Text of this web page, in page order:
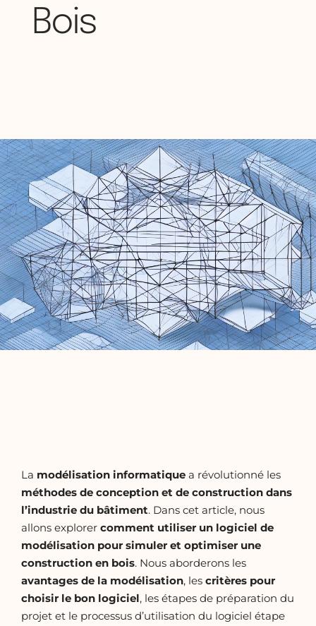
Bois
La modélisation informatique a révolutionné les
méthodes de conception et de construction dans
l’industrie du bâtiment. Dans cet article, nous
allons explorer comment utiliser un logiciel de
modélisation pour simuler et optimiser une
construction en bois. Nous aborderons les
avantages de la modélisation, les critères pour
choisir le bon logiciel, les étapes de préparation du
projet et le processus d’utilisation du logiciel étape